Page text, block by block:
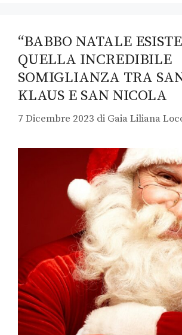
“BABBO NATALE
QUELLA INCREDIBILE
SOMIGLIANZA TRA
KLAUS E SAN NICOLA
7 Dicembre 2023 di Gaia Liliana